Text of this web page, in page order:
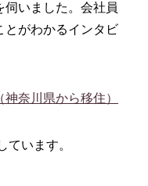
伺いました。会社員
とがわかるインタビ
奈川県から移住）
います。